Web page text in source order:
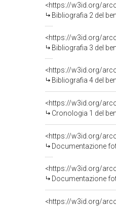
<https://w3id.org/
Bibliografia 2 del
<https://w3id.org/
Bibliografia 3 del
<https://w3id.org/
Bibliografia 4 del
<https://w3id.org/
Cronologia 1 del
Documentazione
Documentazione
<https://w3id.org/